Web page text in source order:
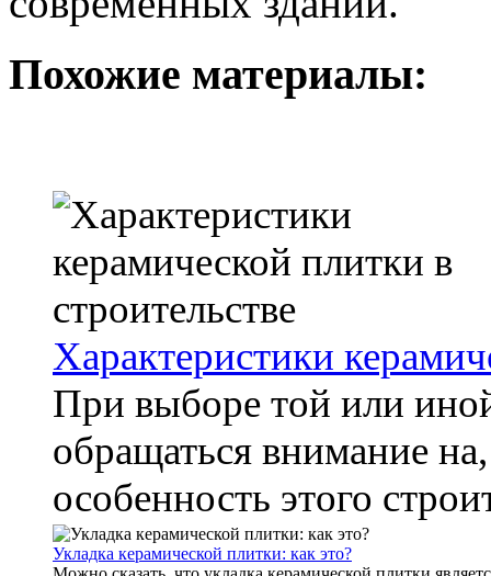
Похожие материалы:
Характеристики
При выборе той или
обращаться внимание
особенность этого
Укладка керамической плитки: как это?